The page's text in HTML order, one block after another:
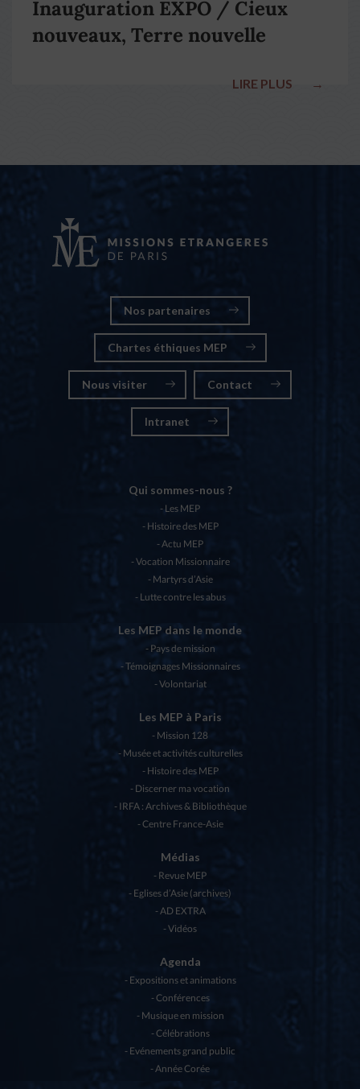
Inauguration EXPO / Cieux
nouveaux, Terre nouvelle
LIRE PLUS →
Nos partenaires
Chartes éthiques MEP
Nous visiter Contact
Intranet
Qui sommes-nous ?
Les MEP
Histoire des MEP
Actu MEP
Vocation Missionnaire
Martyrs d’Asie
Lutte contre les abus
Les MEP dans le monde
Pays de mission
Témoignages Missionnaires
Volontariat
Les MEP à Paris
Mission 128
Musée et activités culturelles
Histoire des MEP
Discerner ma vocation
IRFA : Archives & Bibliothèque
Centre France-Asie
Médias
Revue MEP
Eglises d’Asie (archives)
AD EXTRA
Vidéos
Agenda
Expositions et animations
Conférences
Musique en mission
Célébrations
Evénements grand public
Année Corée